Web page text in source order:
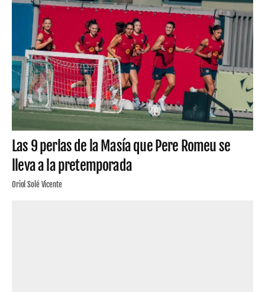
Las 9 perlas de la Masía que Pere Romeu se
lleva a la pretemporada
Oriol Solé Vicente